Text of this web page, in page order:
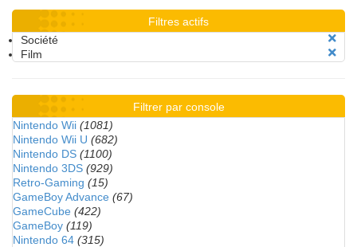
Filtres actifs
Société
Film
Filtrer par console
Nintendo Wii (1081)
Nintendo Wii U (682)
Nintendo DS (1100)
Nintendo 3DS (929)
Retro-Gaming (15)
GameBoy Advance (67)
GameCube (422)
GameBoy (119)
Nintendo 64 (315)